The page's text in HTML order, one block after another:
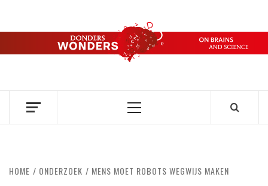
de
DONDERS
OVER HERSENEN EN WETENSCHAP // ON BRAINS AND
Primair
HOME ONDERZOEK MENS MOET ROBOTS WEGWIJS MAKEN